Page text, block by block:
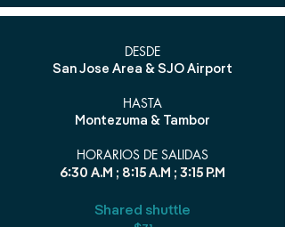
DESDE
San Jose Area & SJO Airport
HASTA
Montezuma & Tambor
HORARIOS DE SALIDAS
6:30 A.M ; 8:15 A.M ; 3:15 P.M
Shared shuttle